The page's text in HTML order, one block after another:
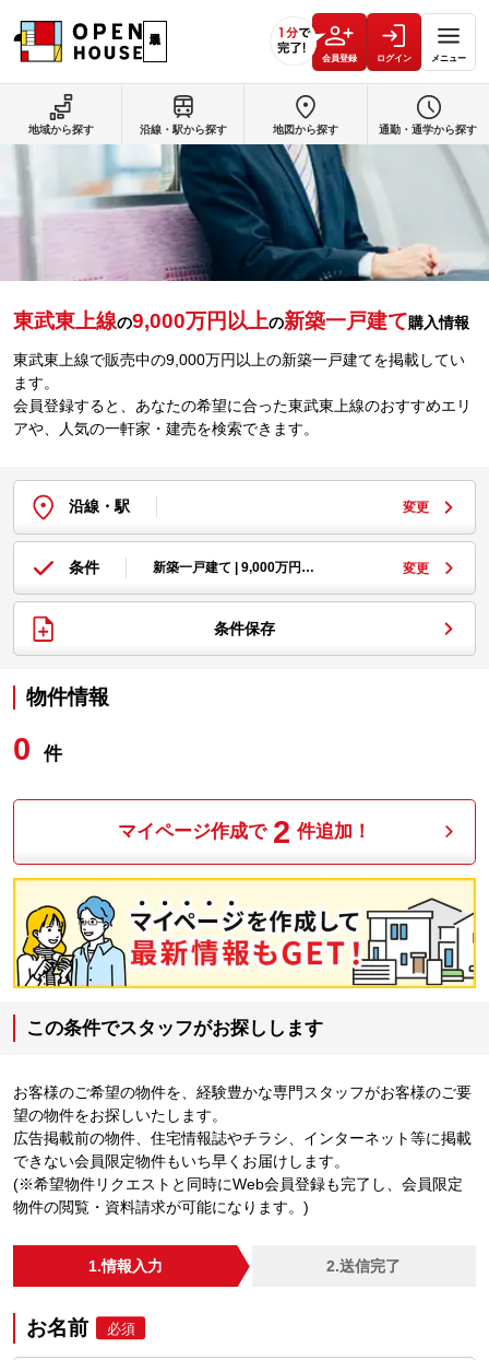
会員登録 ログイン メニュー
東武東上線の9,000万円以上の新築一戸建て購入情報
東武東上線で販売中の9,000万円以上の新築一戸建てを掲載してい
ます。
会員登録すると、あなたの希望に合った東武東上線のおすすめエリ
アや、人気の一軒家・建売を検索できます。
沿線・駅 変更
条件 新築一戸建て | 9,000万円… 変更
条件保存
物件情報
0 件
マイページ作成で 2 件追加！
この条件でスタッフがお探しします
お客様のご希望の物件を、経験豊かな専門スタッフがお客様のご要
望の物件をお探しいたします。
広告掲載前の物件、住宅情報誌やチラシ、インターネット等に掲載
できない会員限定物件もいち早くお届けします。
(※希望物件リクエストと同時にWeb会員登録も完了し、会員限定
物件の閲覧・資料請求が可能になります。)
1.情報入力 2.送信完了
お名前 必須
地域から探す 沿線・駅から探す 地図から探す 通勤・通学から探す